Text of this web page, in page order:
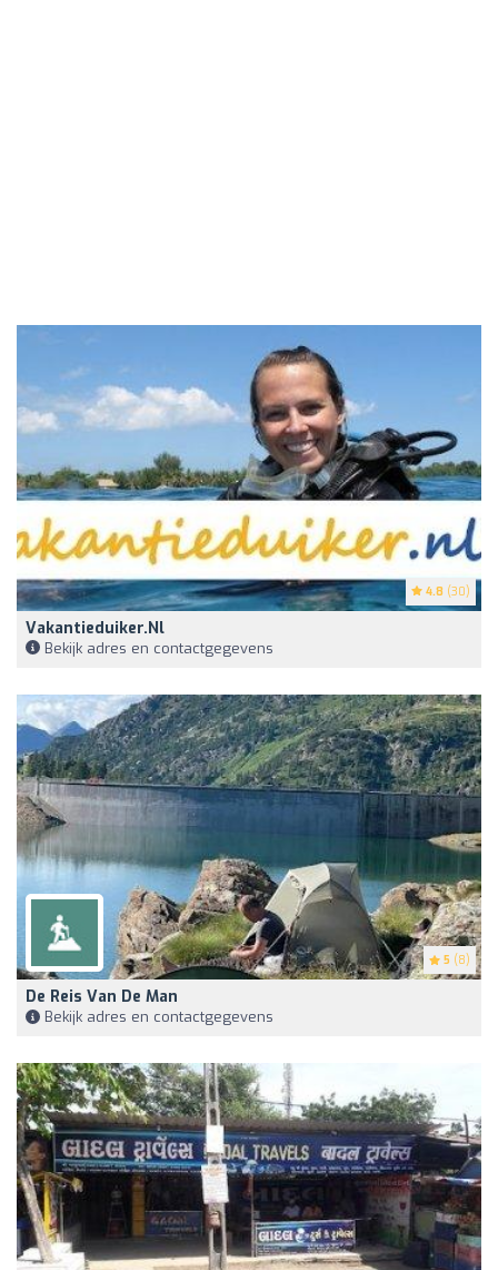
4.8 (30)
Vakantieduiker.nl
Bekijk adres en contactgegevens
5 (8)
De Reis Van De Man
Bekijk adres en contactgegevens